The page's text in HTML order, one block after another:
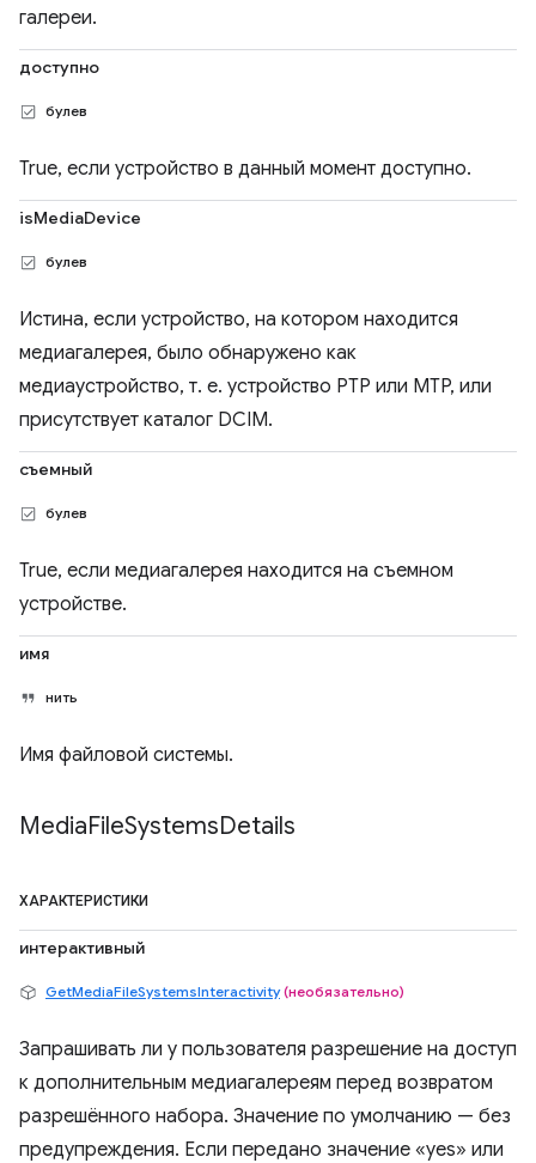
галереи.
доступно
булев
True, если устройство в данный момент доступно.
isMediaDevice
булев
Истина, если устройство, на котором находится
медиагалерея, было обнаружено как
медиаустройство, т. е. устройство PTP или MTP, или
присутствует каталог DCIM.
съемный
булев
True, если медиагалерея находится на съемном
устройстве.
имя
нить
Имя файловой системы.
MediaFileSystemsDetails
ХАРАКТЕРИСТИКИ
интерактивный
GetMediaFileSystemsInteractivity (необязательно)
Запрашивать ли у пользователя разрешение на доступ
к дополнительным медиагалереям перед возвратом
разрешённого набора. Значение по умолчанию — без
предупреждения. Если передано значение «yes» или